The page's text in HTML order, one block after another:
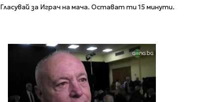
Гласувай за Играч на мача. Остават ти 15 минути.